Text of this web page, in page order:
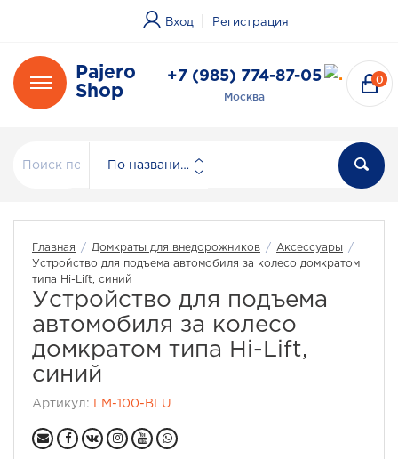
Вход Регистрация
Pajero
Shop
+7 (985) 774-87-05
Москва
0
По названию
Главная / Домкраты для внедорожников / Аксессуары
/
Устройство для подъема автомобиля за колесо домкратом
типа Hi-Lift, синий
Устройство для подъема
автомобиля за колесо
домкратом типа Hi-Lift,
синий
Артикул: LM-100-BLU